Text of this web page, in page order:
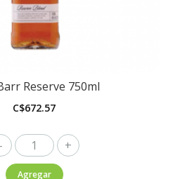
Reserve 750ml
C$672.57
John
Barr
Agregar